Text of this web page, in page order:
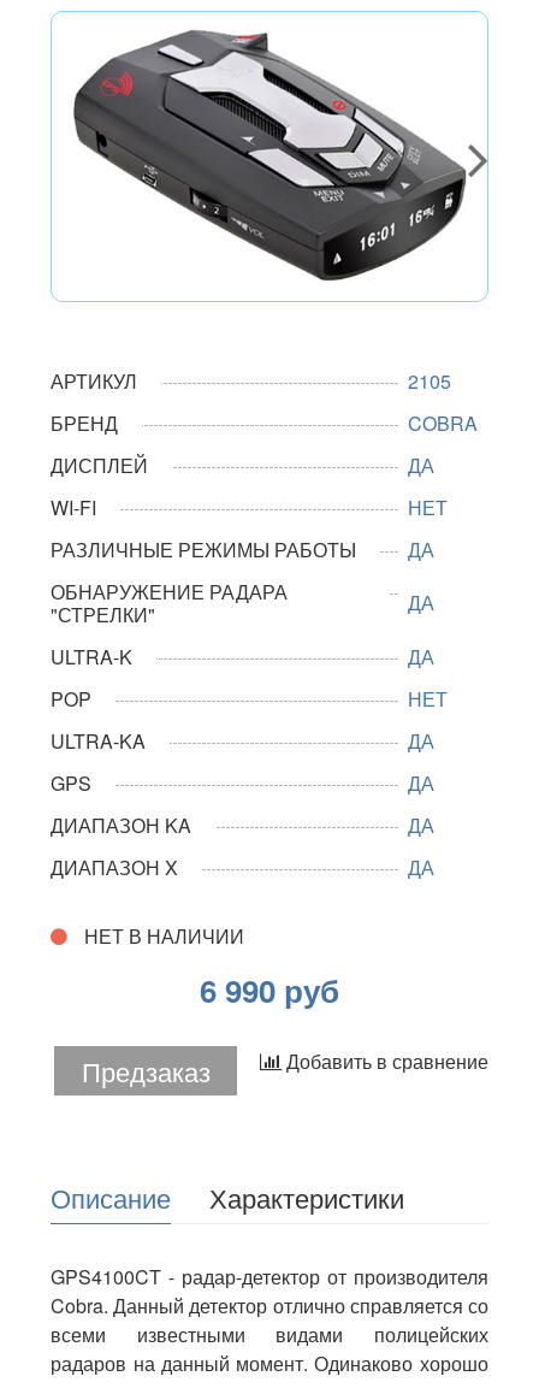
АРТИКУЛ
2105
БРЕНД
COBRA
ДИСПЛЕЙ
ДА
WI-FI
НЕТ
РАЗЛИЧНЫЕ РЕЖИМЫ РАБОТЫ
ДА
ОБНАРУЖЕНИЕ РАДАРА
"СТРЕЛКИ"
ДА
ULTRA-K
ДА
POP
НЕТ
ULTRA-KA
ДА
GPS
ДА
ДИАПАЗОН KA
ДА
ДИАПАЗОН X
ДА
НЕТ В НАЛИЧИИ
6 990 руб
Предзаказ Добавить в сравнение
Описание Характеристики
GPS4100CT - радар-детектор от производителя
Cobra. Данный детектор отлично справляется со
всеми известными видами полицейских
радаров на данный момент. Одинаково хорошо